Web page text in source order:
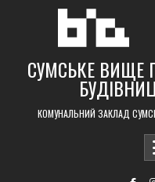
СУМСЬКЕ ВИЩЕ
КОМУНАЛЬНИЙ ЗАКЛАД